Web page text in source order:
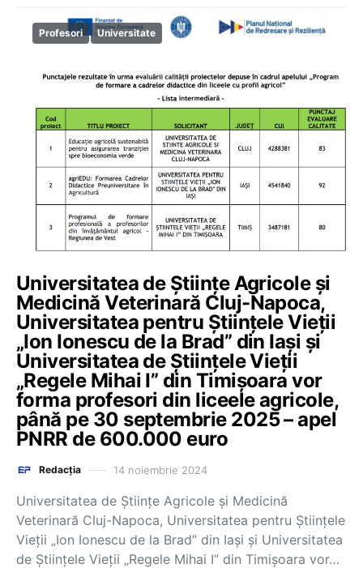
Profesori Universitate
Universitatea de Științe Agricole și
Medicină Veterinară Cluj-Napoca,
Universitatea pentru Științele Vieții
„Ion Ionescu de la Brad” din Iași și
Universitatea de Științele Vieții
„Regele Mihai I” din Timișoara vor
forma profesori din liceele agricole,
până pe 30 septembrie 2025 – apel
PNRR de 600.000 euro
Redacția 14 noiembrie 2024
Universitatea de Științe Agricole și Medicină
Veterinară Cluj-Napoca, Universitatea pentru Științele
Vieții „Ion Ionescu de la Brad” din Iași și Universitatea
de Științele Vieții „Regele Mihai I” din Timișoara vor…